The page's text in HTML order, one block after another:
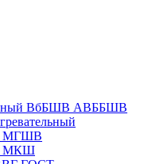
ВбБШВ АВББШВ
МГШВ
МКШ